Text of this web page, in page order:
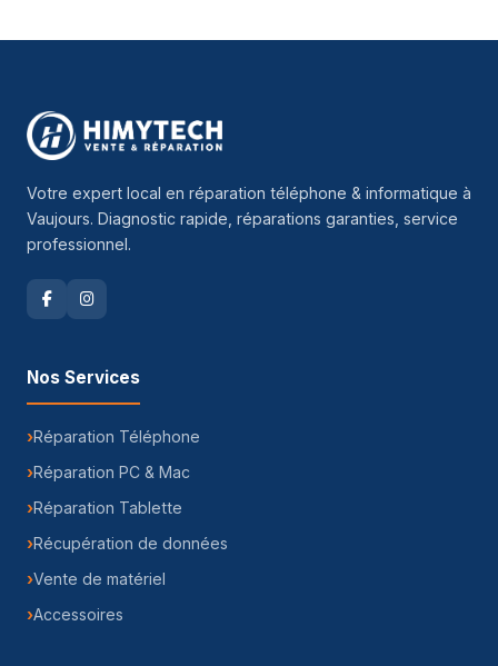
Votre expert local en réparation téléphone & informatique à
Vaujours. Diagnostic rapide, réparations garanties, service
professionnel.
Nos Services
Réparation Téléphone
Réparation PC & Mac
Réparation Tablette
Récupération de données
Vente de matériel
Accessoires